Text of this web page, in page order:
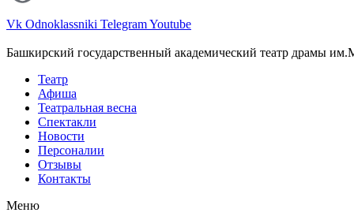
Vk Odnoklassniki TelegramYoutube
Башкирский государственный академический театр драмы
Театр
Афиша
Театральная весна
Спектакли
Новости
Персоналии
Отзывы
Контакты
Меню